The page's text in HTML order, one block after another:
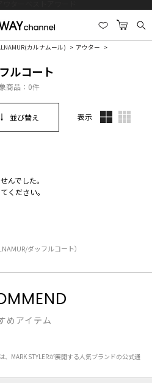
カルナムール) アウター
ルコート
商品： 0件
並び替え 表示
んでした。
ください。
ダッフルコート）
めアイテム
MARK STYLERが展開する人気ブランドの公式通